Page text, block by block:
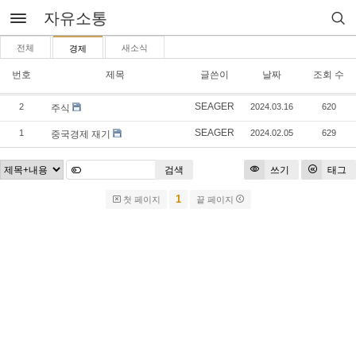
자유소통
전체 경제 새소식
번호 제목 글쓴이 날짜 조회 수
2 주식 SEAGER 2024.03.16 620
1 중국경제 재기 SEAGER 2024.02.05 629
쓰기 태그
검색
첫 페이지 1 끝 페이지